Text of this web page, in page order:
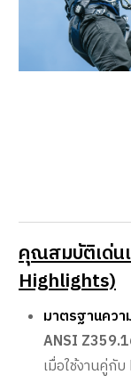
คุณสมบัติเด่น
Highlights)
มาตรฐานคว
ANSI
เมื่อใช้งานคู่กั